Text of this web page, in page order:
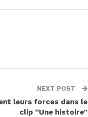
NEXT POST
leurs forces dans le
clip “Une histoire”